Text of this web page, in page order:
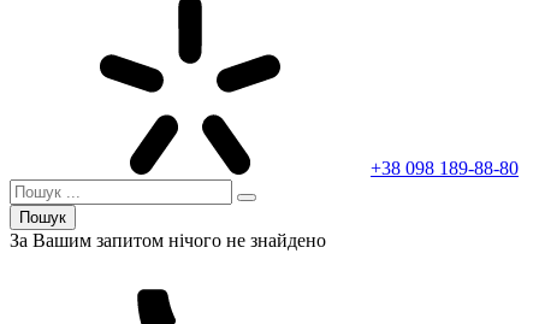
+38 098 189-88-80
Пошук
За Вашим запитом нічого не знайдено